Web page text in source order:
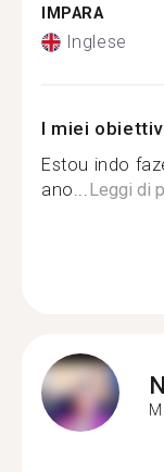
IMPARA
Inglese
I miei
Estou indo
ano...Leggi di